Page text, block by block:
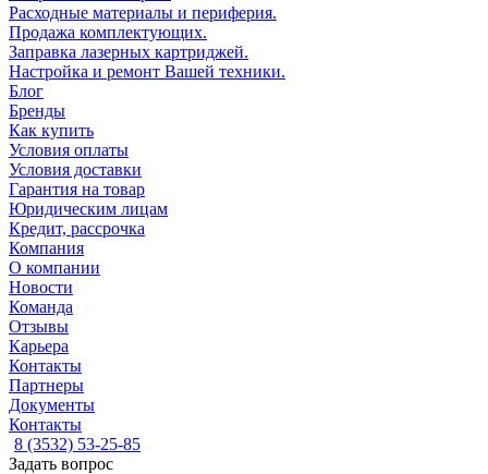
Расходные материалы и периферия.
Продажа комплектующих.
Заправка лазерных картриджей.
Настройка и ремонт Вашей техники.
Блог
Бренды
Как купить
Условия оплаты
Условия доставки
Гарантия на товар
Юридическим лицам
Кредит, рассрочка
Компания
О компании
Новости
Команда
Отзывы
Карьера
Контакты
Партнеры
Документы
Контакты
8 (3532) 53-25-85
Задать вопрос